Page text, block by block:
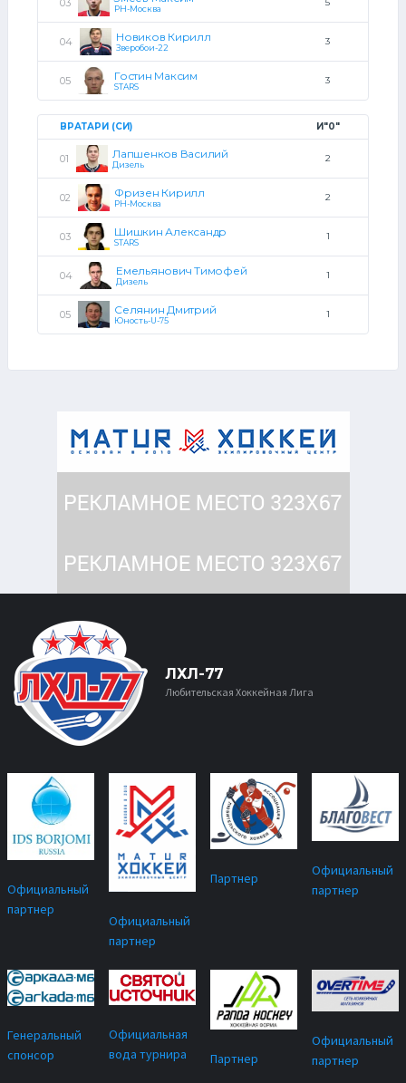
РН-Москва
Новиков Кирилл
Зверобои-22
3
Гостин Максим
STARS
3
ВРАТАРИ (СИ) И"0"
Лапшенков Василий
Дизель
2
Фризен Кирилл
РН-Москва
2
Шишкин Александр
STARS
1
Емельянович Тимофей
Дизель
1
Селянин Дмитрий
Юность-U-75
1
ЛХЛ-77
Любительская Хоккейная Лига
Официальный
партнер
Официальный
партнер
Партнер
Официальный
партнер
Генеральный
спонсор
Официальная
вода турнира
Партнер
Официальный
партнер